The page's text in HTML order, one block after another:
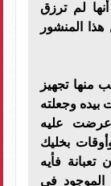
لم ترزق
المنشور
منها تجهيز
بيده وجعلته
عليه
بخليك
فأيه
الموجود في